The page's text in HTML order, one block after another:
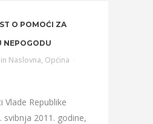
O POMOĆI ZA
NEPOGODU
in Naslovna, Općina
Vlade Republike
svibnja 2011. godine,